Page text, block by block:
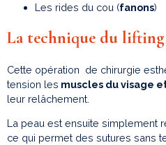
Les rides du cou (fanons)
La technique du
Cette opération de chirurgie
tension les muscles du visage
leur relâchement.
La peau est ensuite simplement
ce qui permet des sutures sans